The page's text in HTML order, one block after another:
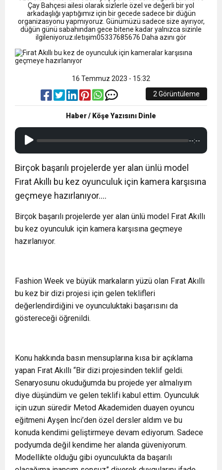
22:58 Trabzonspor, Salah Transferinin Maliyetini
Çay Bahçesi ailesi olarak sizlerle özel ve değerli bir yol
arkadaşlığı yaptığımız için bir gecede sadece bir düğün
organizasyonu yapmıyoruz. Günümüzü sadece size ayırıyor,
düğün günü sabahından gece bitene kadar yalnızca sizinle
ilgileniyoruz.ıletışim05337685676 Daha azını gör
16 Temmuz 2023 - 15:32
2 Görüntüleme
Haber / Köşe Yazısını Dinle
--:--
Birçok başarılı projelerde yer alan ünlü model
Fırat Akıllı bu kez oyunculuk için kamera karşısına
geçmeye hazırlanıyor….
Birçok başarılı projelerde yer alan ünlü model Fırat Akıllı
bu kez oyunculuk için kamera karşısına geçmeye
hazırlanıyor.
Fashion Week ve büyük markaların yüzü olan Fırat Akıllı
bu kez bir dizi projesi için gelen teklifleri
değerlendirdiğini ve oyunculuktaki başarısını da
göstereceği öğrenildi.
Konu hakkında basın mensuplarına kısa bir açıklama
yapan Fırat Akıllı “Bir dizi projesinden teklif geldi.
Senaryosunu okuduğumda bu projede yer almalıyım
diye düşündüm ve gelen teklifi kabul ettim. Oyunculuk
için uzun süredir Metod Akademiden duayen oyuncu
eğitmeni Ayşen İnci’den özel dersler aldım ve bu
konuda kendimi geliştirmeye devam ediyorum. Sadece
podyumda değil kendime her alanda güveniyorum.
Modellikte olduğu gibi oyunculukta da başarılı